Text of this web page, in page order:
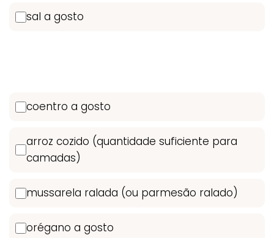
sal a gosto
coentro a gosto
arroz cozido (quantidade suficiente para
camadas)
mussarela ralada (ou parmesão ralado)
orégano a gosto